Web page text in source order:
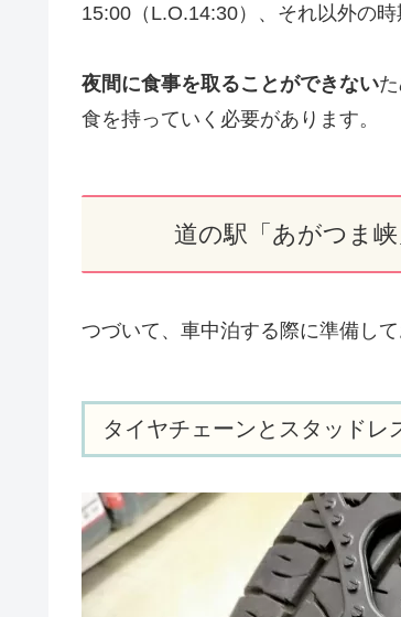
15:00（L.O.14:30）、それ以外の
夜間に食事を取ることができない
食を持っていく必要があります。
道の駅「あがつま
つづいて、車中泊する際に準備し
タイヤチェーンとスタッドレ